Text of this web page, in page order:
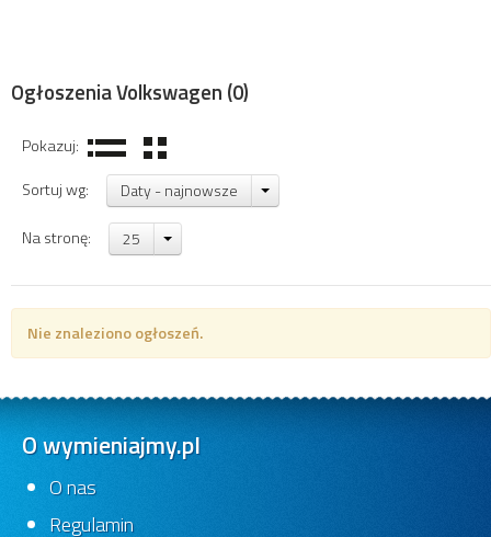
Ogłoszenia Volkswagen (0)
Pokazuj:
Sortuj wg:
Daty - najnowsze
Na stronę: 25
Nie znaleziono ogłoszeń.
O wymieniajmy.pl
O nas
Regulamin